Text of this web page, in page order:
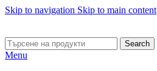
Skip to navigation Skip to main content
Search
Menu